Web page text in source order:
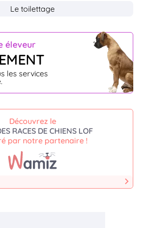
éleveur
les services
Découvrez le
RACES DE CHIENS LOF
par notre partenaire !
Le toilettage